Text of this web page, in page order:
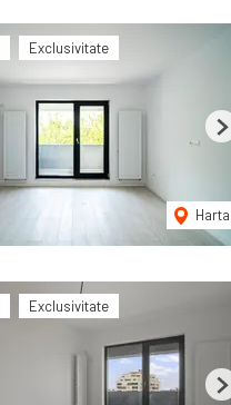
Exclusivitate
Harta
Exclusivitate